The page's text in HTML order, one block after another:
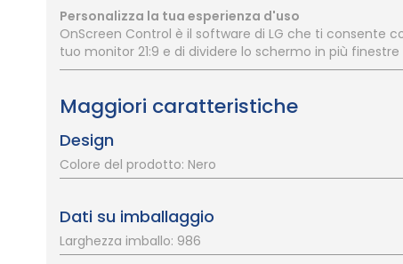
Personalizza la tua esperienza d'uso
OnScreen Control è il software di LG che ti consente
tuo monitor 21:9 e di dividere lo schermo in più
Maggiori caratteristiche
Design
Colore del prodotto: Nero
Dati su imballaggio
Larghezza imballo: 986